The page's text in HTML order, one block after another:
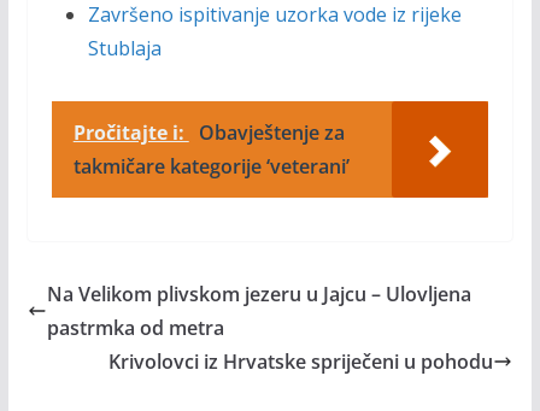
Završeno ispitivanje uzorka vode iz rijeke
Stublaja
Pročitajte i:
Obavještenje za
takmičare kategorije ‘veterani’
Na Velikom plivskom jezeru u Jajcu – Ulovljena
pastrmka od metra
Krivolovci iz Hrvatske spriječeni u pohodu